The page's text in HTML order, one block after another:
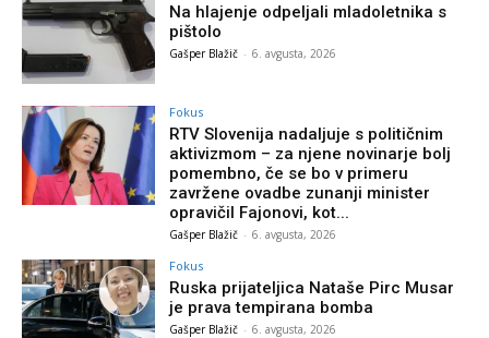
Na hlajenje odpeljali mladoletnika s
pištolo
Gašper Blažič - 6. avgusta, 2026
Fokus
RTV Slovenija nadaljuje s političnim
aktivizmom – za njene novinarje bolj
pomembno, če se bo v primeru
zavržene ovadbe zunanji minister
opravičil Fajonovi, kot...
Gašper Blažič - 6. avgusta, 2026
Fokus
Ruska prijateljica Nataše Pirc Musar
je prava tempirana bomba
Gašper Blažič - 6. avgusta, 2026